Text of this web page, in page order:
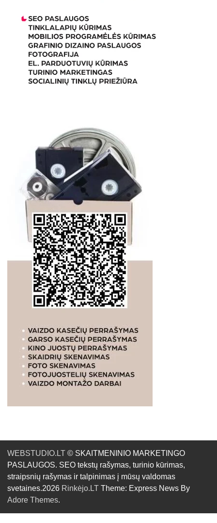
WEBSTUDIO.LT © SKAITMENINIO MARKETINGO
PASLAUGOS. SEO tekstų rašymas, turinio kūrimas,
straipsnių rašymas ir talpinimas į mūsų valdomas
svetaines.2026 Rinkėjo.LT Theme: Express News By
Adore Themes.